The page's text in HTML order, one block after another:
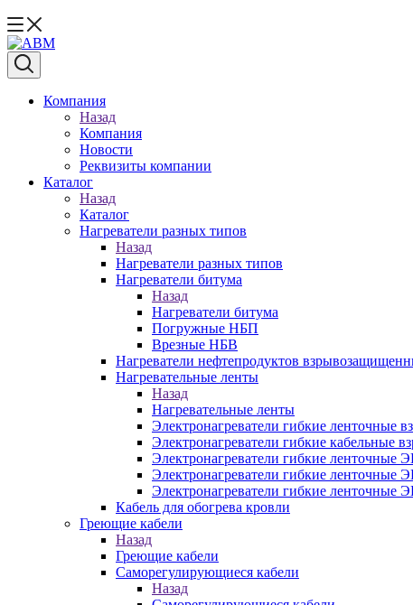
Компания
Назад
Компания
Новости
Реквизиты компании
Каталог
Назад
Каталог
Нагреватели разных типов
Назад
Нагреватели разных типов
Нагреватели битума
Назад
Нагреватели битума
Погружные НБП
Врезные НБВ
Нагреватели нефтепродуктов
Нагревательные ленты
Назад
Нагревательные ленты
Электронагреватели гибкие ленточные
Электронагреватели гибкие
Электронагреватели гибкие ленточные
Электронагреватели гибкие ленточные
Электронагреватели гибкие ленточные
Кабель для обогрева кровли
Греющие кабели
Назад
Греющие кабели
Саморегулирующиеся кабели
Назад